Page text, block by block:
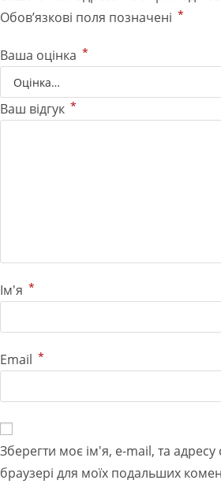
Обов’язкові поля позначені *
Ваша оцінка *
Ваш відгук *
Ім'я *
Email *
Зберегти моє ім'я, e-mail, та адресу
браузері для моїх подальших